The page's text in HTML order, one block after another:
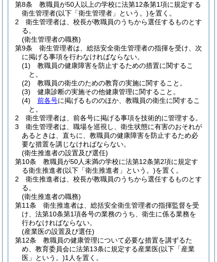
第8条
教職員が50人以上の学校に法第12条第1項に規定する
衛生管理者(以下「衛生管理者」という。)を置く。
2
衛生管理者は、校長が教職員のうちから選任するものとす
る。
(衛生管理者の職務)
第9条
衛生管理者は、総括安全衛生管理者の指揮を受け、次
に掲げる事項を行わなければならない。
(1)
教職員の健康障害を防止するための措置に関するこ
と。
(2)
教職員の衛生のための教育の実施に関すること。
(3)
健康診断の実施その他健康管理に関すること。
(4)
前各号に掲げるもののほか、教職員の衛生に関するこ
と。
2
衛生管理者は、前各号に掲げる事項を技術的に管理する。
3
衛生管理者は、職場を巡視し、衛生状態に有害のおそれが
あるときは、直ちに、教職員の健康障害を防止するため必
要な措置を講じなければならない。
(衛生推進者の設置及び選任)
第10条
教職員が50人未満の学校に法第12条第2項に規定す
る衛生推進者(以下「衛生推進者」という。)を置く。
2
衛生推進者は、校長が教職員のうちから選任するものとす
る。
(衛生推進者の職務)
第11条
衛生推進者は、総括安全衛生管理者の指揮監督を受
け、法第10条第1項各号の業務のうち、衛生に係る業務を
行わなければならない。
(産業医の設置及び選任)
第12条
教職員の健康管理について必要な措置を講ずるた
め、教育委員会に法第13条に規定する産業医(以下「産業
医」という。)1人を置く。